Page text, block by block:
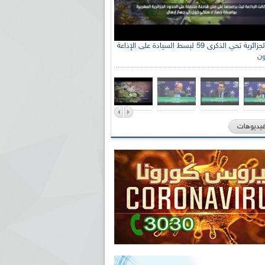
الإذاعة الجزائرية تحي الذكرى 59 لبسط السيادة على الإذاعة